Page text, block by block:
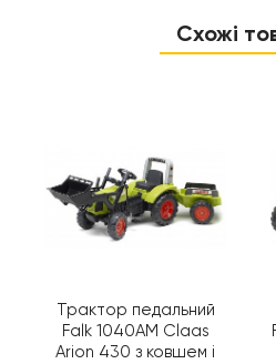
Схожі
Трактор педальний
Falk 1040AM Claas
Arion 430 з ковшем і